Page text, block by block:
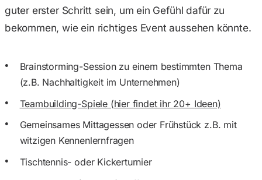
guter erster Schritt sein, um ein Gefühl dafür zu
bekommen, wie ein richtiges Event aussehen könnte.
Brainstorming-Session zu einem bestimmten Thema
(z.B. Nachhaltigkeit im Unternehmen)
Teambuilding-Spiele (hier findet ihr 20+ Ideen)
Gemeinsames Mittagessen oder Frühstück z.B. mit
witzigen Kennenlernfragen
Tischtennis- oder Kickerturnier